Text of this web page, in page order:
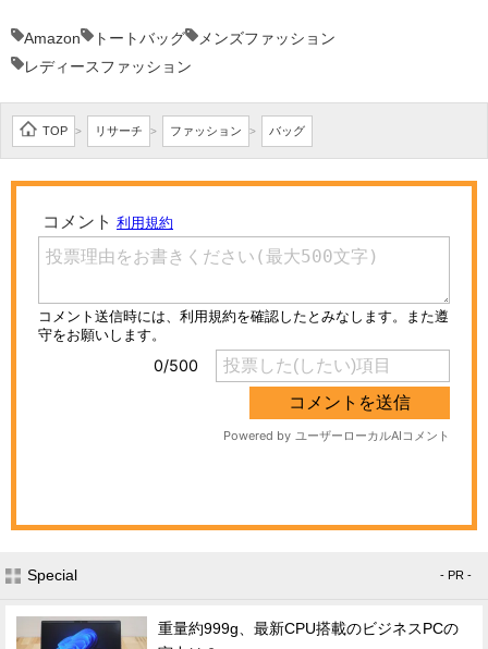
Amazon トートバッグ
メンズファッション
レディースファッション
TOP > リサーチ > ファッション > バッグ
Special - PR -
重量約999g、最新CPU搭載のビジネスPCの